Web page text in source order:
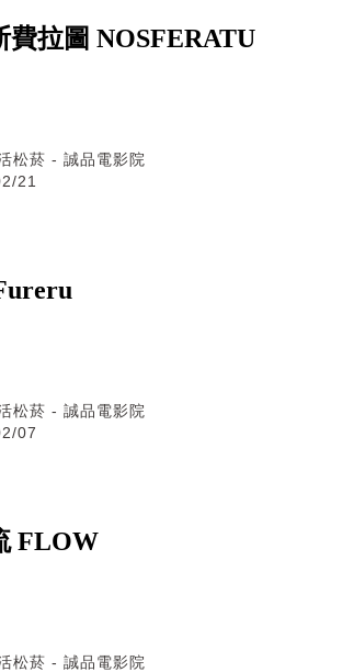
費拉圖 NOSFERATU
松菸 - 誠品電影院
21
松菸 - 誠品電影院
07
FLOW
松菸 - 誠品電影院